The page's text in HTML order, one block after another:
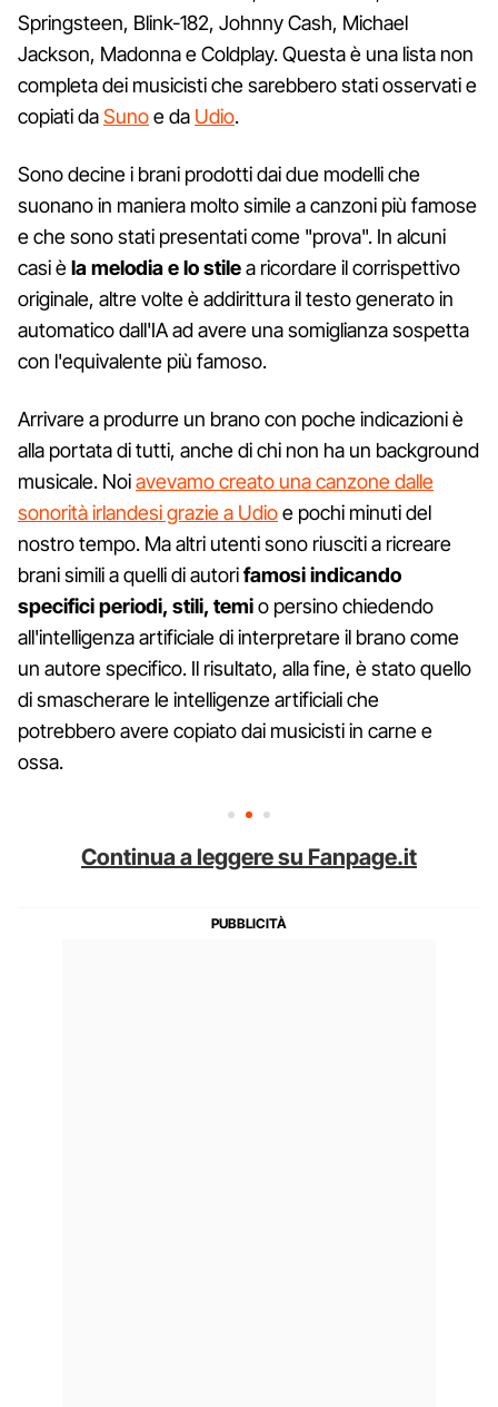
Springsteen, Blink-182, Johnny Cash, Michael
Jackson, Madonna e Coldplay. Questa è una lista non
completa dei musicisti che sarebbero stati osservati e
copiati daSunoe da Udio.
Sono decine i brani prodotti dai due modelli che
suonano in maniera molto simile a canzoni più famose
e che sono stati presentati come "prova". In alcuni
casi èla melodia e lo stilea ricordare il corrispettivo
originale, altre volte è addirittura il testo generato in
automatico dall'IA ad avere una somiglianza sospetta
con l'equivalente più famoso.
Arrivare a produrre un brano con poche indicazioni è
alla portata di tutti, anche di chi non ha un background
musicale. Noiavevamo creato una canzone dalle
sonorità irlandesi grazie a Udioe pochi minuti del
nostro tempo. Ma altri utenti sono riusciti a ricreare
brani simili a quelli di autorifamosi indicando
specifici periodi, stili, temio persino chiedendo
all'intelligenza artificiale di interpretare il brano come
un autore specifico. Il risultato, alla fine, è stato quello
di smascherare le intelligenze artificiali che
potrebbero avere copiato dai musicisti in carne e
ossa.
Continua a leggere su Fanpage.it